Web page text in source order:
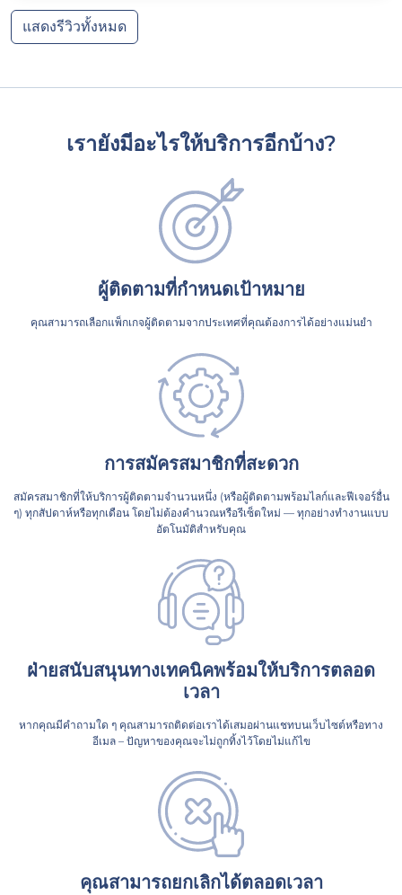
แสดงรีวิวทั้งหมด
เรายังมีอะไรให้บริการอีกบ้าง?
ผู้ติดตามที่กำหนดเป้าหมาย
คุณสามารถเลือกแพ็กเกจผู้ติดตามจากประเทศที่คุณต้องการได้อย่างแม่นยำ
การสมัครสมาชิกที่สะดวก
สมัครสมาชิกที่ให้บริการผู้ติดตามจำนวนหนึ่ง (หรือผู้ติดตามพร้อมไลก์และฟีเจอร์อื่น
ๆ) ทุกสัปดาห์หรือทุกเดือน โดยไม่ต้องคำนวณหรือรีเซ็ตใหม่ — ทุกอย่างทำงานแบบ
อัตโนมัติสำหรับคุณ
ฝ่ายสนับสนุนทางเทคนิคพร้อมให้บริการตลอด
เวลา
หากคุณมีคำถามใด ๆ คุณสามารถติดต่อเราได้เสมอผ่านแชทบนเว็บไซต์หรือทาง
อีเมล – ปัญหาของคุณจะไม่ถูกทิ้งไว้โดยไม่แก้ไข
คุณสามารถยกเลิกได้ตลอดเวลา